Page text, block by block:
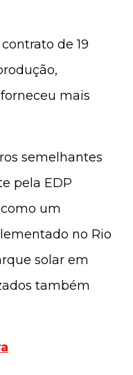
de 19
mais
semelhantes
pela EDP
um
no Rio
solar em
também